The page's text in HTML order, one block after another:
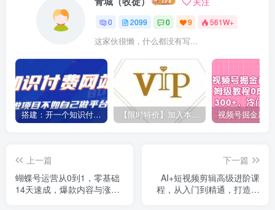
0 2099 0 9 561W+
这家伙很懒，什么都没有写...
搭建：开一个知识付费资源网站，24小时全自动赚钱！ 【限时特价】加入本站VIP会员，海量最新各大团队网赚内部教程全免费，每天持续更新！
上一篇
蝴蝶号运营从0到1，零基础
14天速成，爆款内容与涨粉
下一篇
AI+短视频剪辑高级进阶课
程，从入门到精通，打造爆